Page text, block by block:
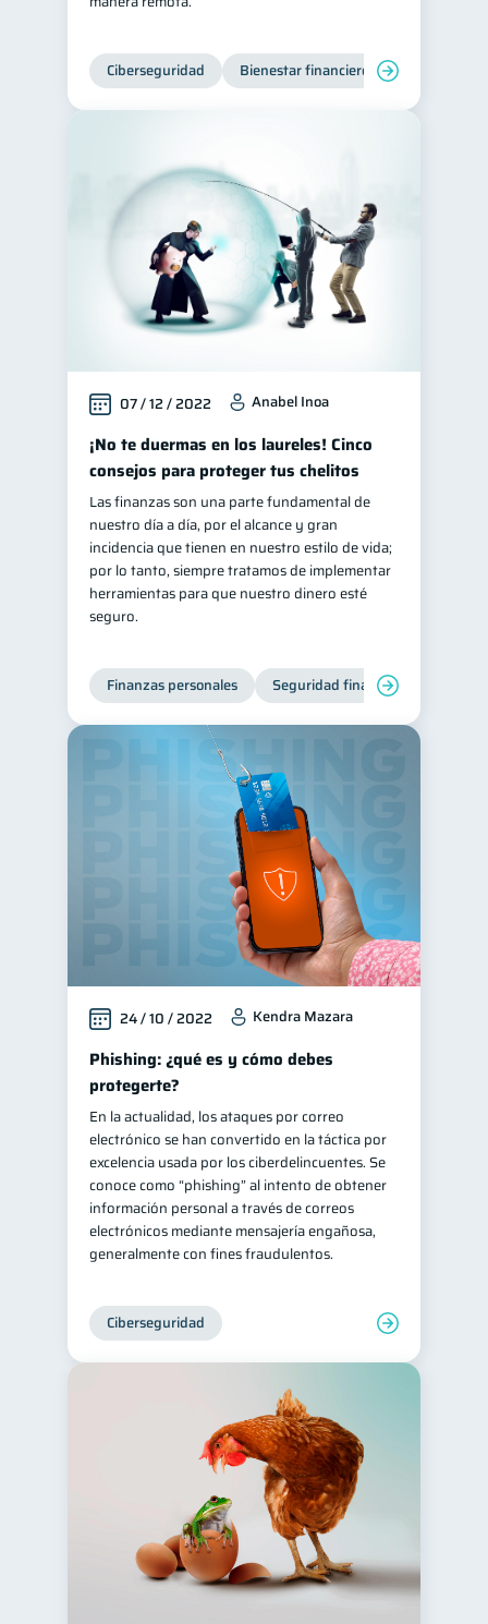
Ciberseguridad Bienestar financiero
07 / 12 / 2022 Anabel Inoa
¡No te duermas en los laureles! Cinco
consejos para proteger tus chelitos
Las finanzas son una parte fundamental de
nuestro día a día, por el alcance y gran
incidencia que tienen en nuestro estilo de vida;
por lo tanto, siempre tratamos de implementar
herramientas para que nuestro dinero esté
seguro.
Finanzas personales Seguridad financiera
24 / 10 / 2022 Kendra Mazara
Phishing: ¿qué es y cómo debes
protegerte?
En la actualidad, los ataques por correo
electrónico se han convertido en la táctica por
excelencia usada por los ciberdelincuentes. Se
conoce como “phishing” al intento de obtener
información personal a través de correos
electrónicos mediante mensajería engañosa,
generalmente con fines fraudulentos.
Ciberseguridad